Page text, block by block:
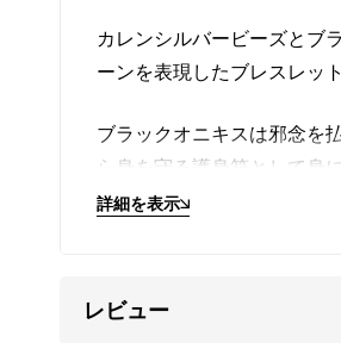
カレンシルバービーズとブ
ーンを表現したブレスレット
ブラックオニキスは邪念を
ら身を守る護身符として身
留め具
詳細を表示
レビュー